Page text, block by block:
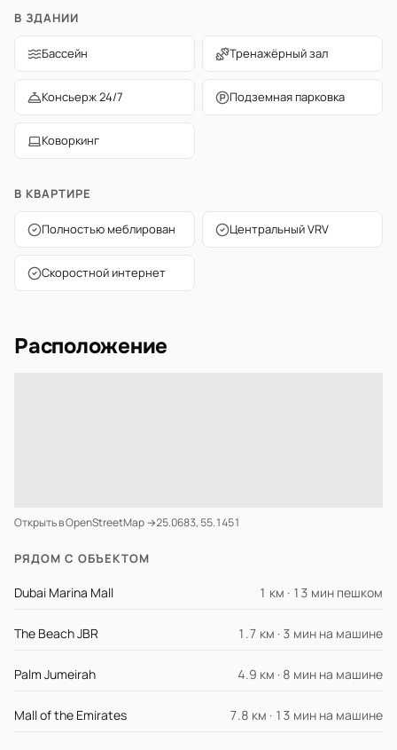
В ЗДАНИИ
Бассейн Тренажёрный зал
Консьерж 24/7 Подземная парковка
Коворкинг
В КВАРТИРЕ
Полностью меблирован Центральный VRV
Скоростной интернет
Расположение
Открыть в OpenStreetMap →25.0683, 55.1451
РЯДОМ С ОБЪЕКТОМ
Dubai Marina Mall 1 км · 13 мин пешком
The Beach JBR 1.7 км · 3 мин на машине
Palm Jumeirah 4.9 км · 8 мин на машине
Mall of the Emirates 7.8 км · 13 мин на машине